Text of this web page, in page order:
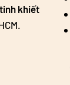
khiết